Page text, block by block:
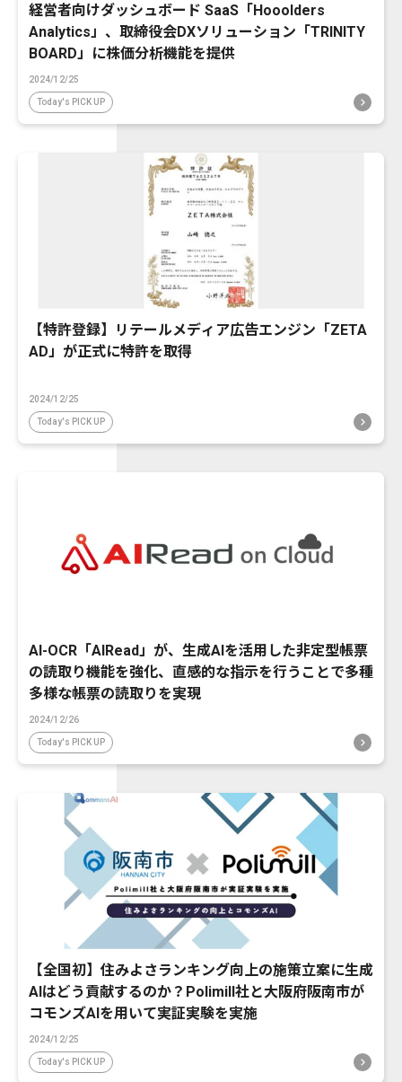
経営者向けダッシュボード SaaS「Hooolders
Analytics」、取締役会DXソリューション「TRINITY
BOARD」に株価分析機能を提供
2024/12/25
Today's PICK UP
【特許登録】リテールメディア広告エンジン「ZETA
AD」が正式に特許を取得
2024/12/25
Today's PICK UP
AI-OCR「AIRead」が、生成AIを活用した非定型帳票
の読取り機能を強化、直感的な指示を行うことで多種
多様な帳票の読取りを実現
2024/12/26
Today's PICK UP
【全国初】住みよさランキング向上の施策立案に生成
AIはどう貢献するのか？Polimill社と大阪府阪南市が
コモンズAIを用いて実証実験を実施
2024/12/25
Today's PICK UP